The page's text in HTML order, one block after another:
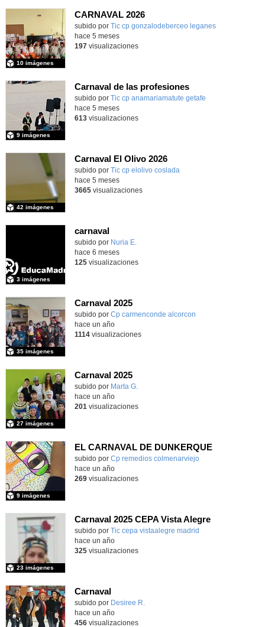
CARNAVAL 2026
Contenido educativo.
subido por Tic cp gonzalodeberceo leganes
10 imágenes
-
hace 5 meses
197visualizaciones
Carnaval de las profesiones
Contenido educativo.
subido por Tic cp anamariamatute getafe
9 imágenes
hace 5 meses
613visualizaciones
Carnaval El Olivo 2026
subido por Tic cp elolivo coslada
42 imágenes
hace 5 meses
3665visualizaciones
carnaval
Contenido educativo.
subido por Nuria E.
3 imágenes
hace 6 meses
125visualizaciones
Carnaval 2025
subido por Cp carmenconde alcorcon
35 imágenes
hace un año
1114visualizaciones
Carnaval 2025
subido por Marta G.
27 imágenes
hace un año
201 visualizaciones
EL CARNAVAL DE DUNKERQUE
Contenido educativo.
subido por Cp remedios colmenarviejo
9 imágenes
-
hace un año
269visualizaciones
Carnaval 2025 CEPA Vista Alegre
subido por Tic cepa vistaalegre madrid
23 imágenes
hace un año
325visualizaciones
Carnaval
Contenido educativo.
subido por Desiree R.
hace un año
456visualizaciones